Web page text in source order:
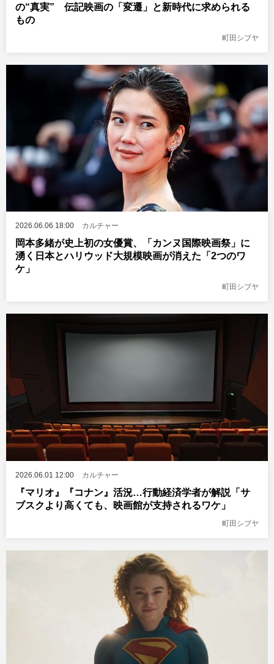
の“真実” 伝記映画の「変遷」と新時代に求められる
もの
町田シブヤ
2026.06.06 18:00 カルチャー
岡本多緒が史上初の女優賞、「カンヌ国際映画祭」に
湧く日本とハリウッド大規模映画が消えた「2つのワ
ケ」
町田シブヤ
2026.06.01 12:00 カルチャー
『マリオ』『コナン』活況…行動経済学者が解説「サ
ブスクより高くても、映画館が支持されるワケ」
町田シブヤ